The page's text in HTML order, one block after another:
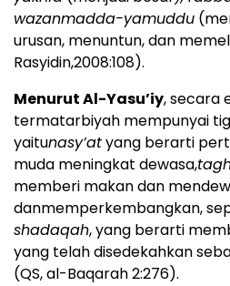
wazanmadda-yamuddu
urusan, menuntun, dan
Rasyidin,2008:108).
MenurutAl-Yasu’iy, secara
termatarbiyah mempunyai
yaitunasy’atyang berarti
muda meningkat dewasa,
memberi makan dan
danmemperkembangkan,
shadaqah, yang berarti
yang telah disedekahkan
(QS, al-Baqarah 2:276).